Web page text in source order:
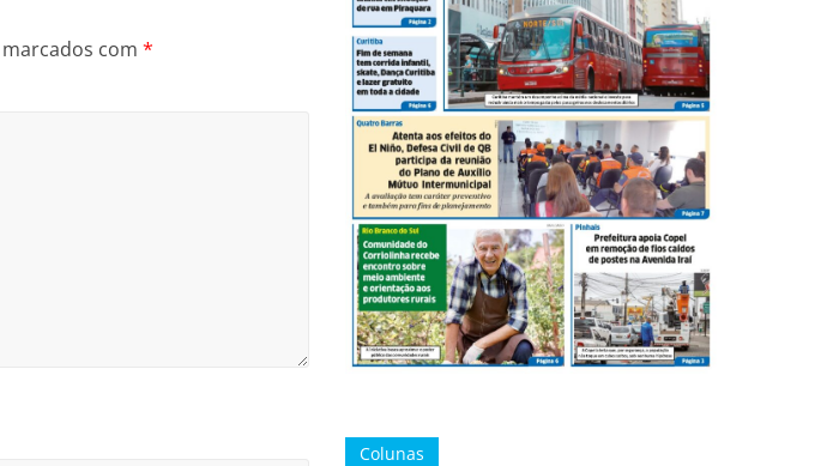
com *
Colunas